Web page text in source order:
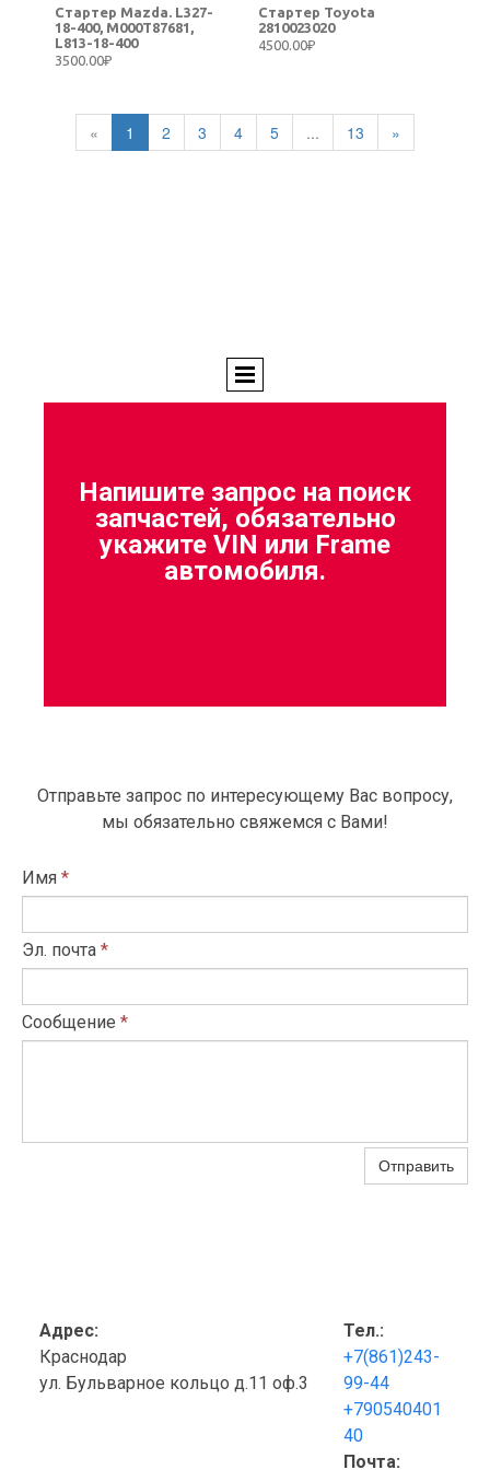
Стартер Mazda. L327-
18-400, M000T87681,
L813-18-400
3500.00₽
Стартер Toyota
2810023020
4500.00₽
« 1 2 3 4 5 ... 13 »
Напишите запрос на поиск
запчастей, обязательно
укажите VIN или Frame
автомобиля.
Отправьте запрос по интересующему Вас вопросу,
мы обязательно свяжемся с Вами!
Имя *
Эл. почта *
Сообщение *
Отправить
Адрес:
Краснодар
ул. Бульварное кольцо д.11 оф.3
Тел.:
+7(861)243-
99-44
+790540401
40
Почта: